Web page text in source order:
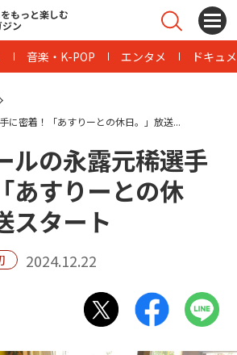
もっと楽しむ
ン
音楽・K-POP エンタメ ドキュ
に密着！「あすりーとの休日。」放送...
ルの永露元稀選手
あすりーとの休
スタート
2024.12.22